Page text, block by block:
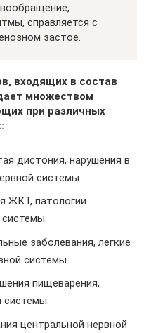
справляется с
застое.
входящих в состав
множеством
при различных
дистония, нарушения в
системы.
ЖКТ, патологии
заболевания, легкие
системы.
пищеварения,
системы.
центральной нервной